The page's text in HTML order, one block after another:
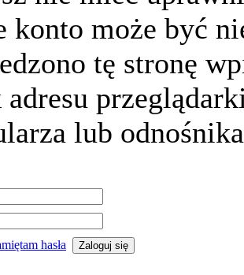
konto może być
tę stronę
adresu
lub
hasła